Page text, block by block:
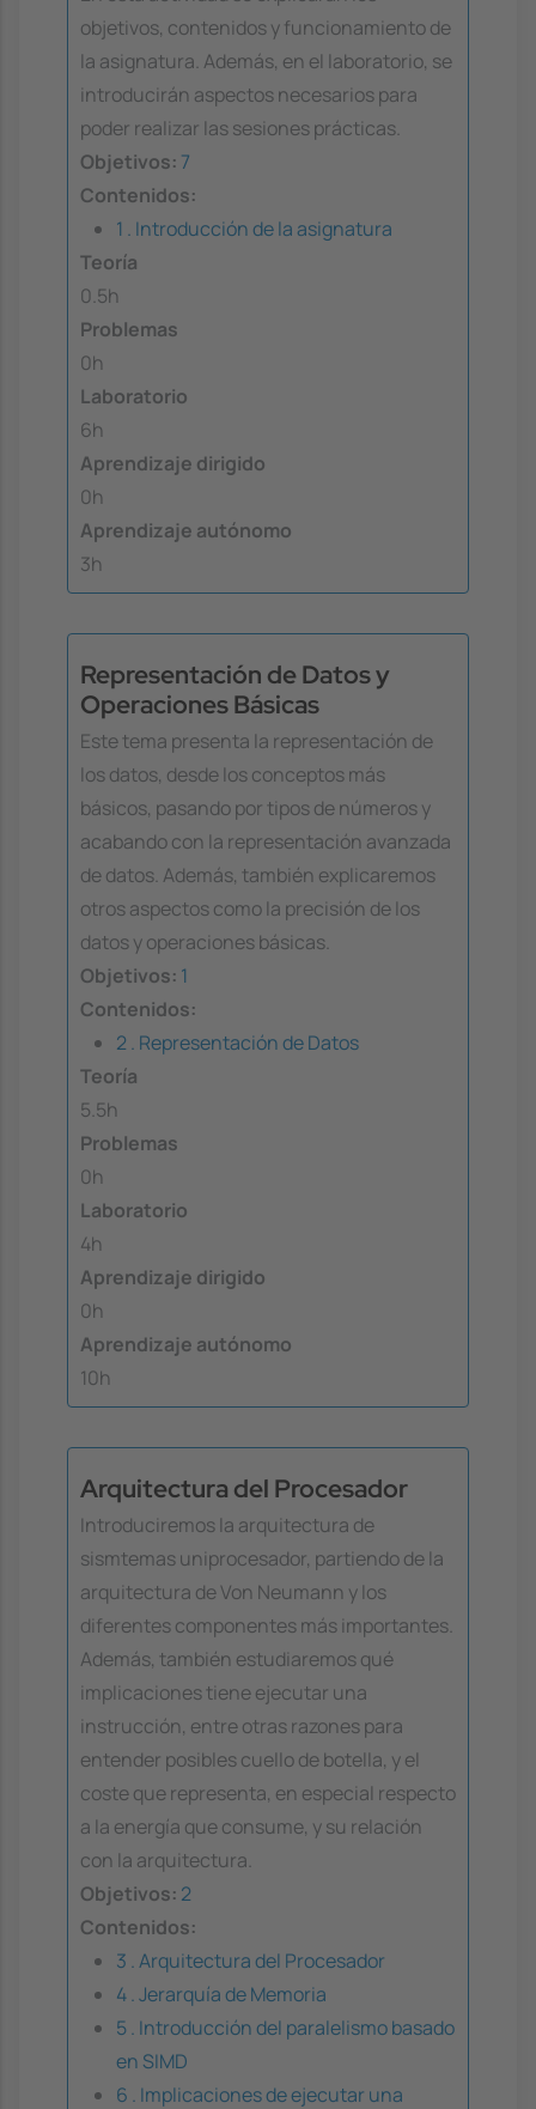
objetivos, contenidos y funcionamiento de
la asignatura. Además, en el laboratorio, se
introducirán aspectos necesarios para
poder realizar las sesiones prácticas.
Objetivos: 7
Contenidos:
1 . Introducción de la asignatura
Teoría
0.5h
Problemas
0h
Laboratorio
6h
Aprendizaje dirigido
0h
Aprendizaje autónomo
3h
Representación de Datos y
Operaciones Básicas
Este tema presenta la representación de
los datos, desde los conceptos más
básicos, pasando por tipos de números y
acabando con la representación avanzada
de datos. Además, también explicaremos
otros aspectos como la precisión de los
datos y operaciones básicas.
Objetivos: 1
Contenidos:
2 . Representación de Datos
Teoría
5.5h
Problemas
0h
Laboratorio
4h
Aprendizaje dirigido
0h
Aprendizaje autónomo
10h
Arquitectura del Procesador
Introduciremos la arquitectura de
sismtemas uniprocesador, partiendo de la
arquitectura de Von Neumann y los
diferentes componentes más importantes.
Además, también estudiaremos qué
implicaciones tiene ejecutar una
instrucción, entre otras razones para
entender posibles cuello de botella, y el
coste que representa, en especial respecto
a la energía que consume, y su relación
con la arquitectura.
Objetivos: 2
Contenidos:
3 . Arquitectura del Procesador
4 . Jerarquía de Memoria
5 . Introducción del paralelismo basado
en SIMD
6 . Implicaciones de ejecutar una